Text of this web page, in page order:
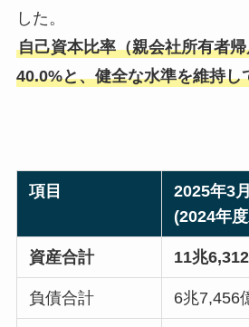
した。
自己資本比率（親会社所有者
40.0%と、健全な水準を維持し
項目
2025年3
(2024年
資産合計 11兆
負債合計 6兆7,456